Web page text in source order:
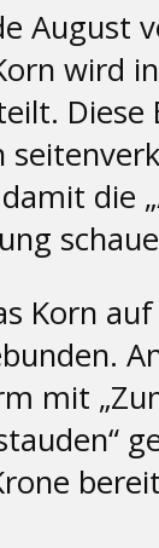
August
wird
Diese
die
Korn
mit